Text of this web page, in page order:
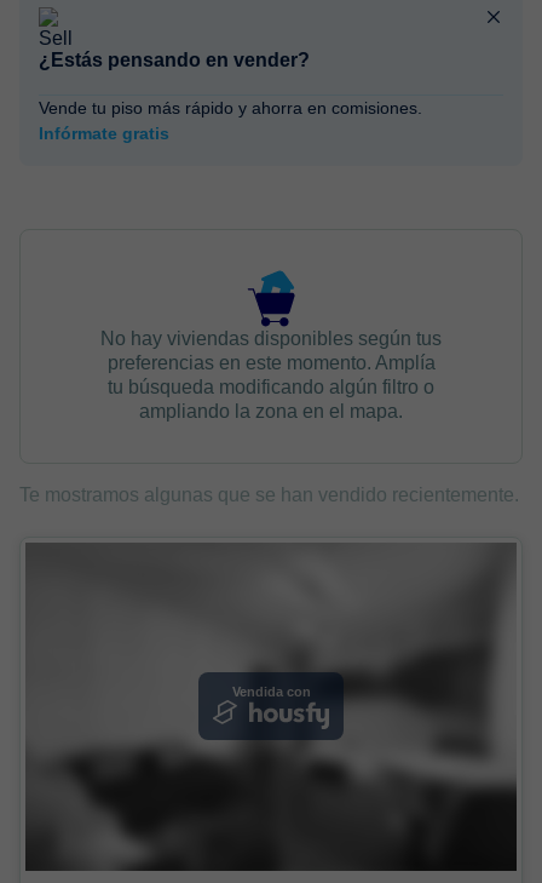
¿Estás pensando en vender?
Vende tu piso más rápido y ahorra en comisiones.
Infórmate gratis
No hay viviendas disponibles según tus
preferencias en este momento. Amplía
tu búsqueda modificando algún filtro o
ampliando la zona en el mapa.
Te mostramos algunas que se han vendido recientemente.
Vendida con